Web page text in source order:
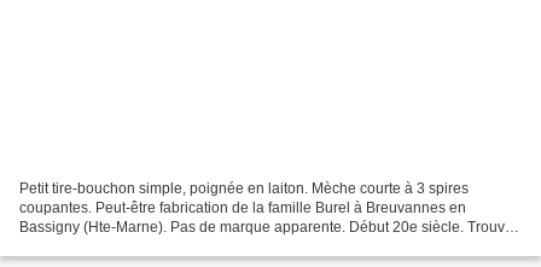
Petit tire-bouchon simple, poignée en laiton. Mèche courte à 3 spires
coupantes. Peut-être fabrication de la famille Burel à Breuvannes en
Bassigny (Hte-Marne). Pas de marque apparente. Début 20e siècle. Trouvé